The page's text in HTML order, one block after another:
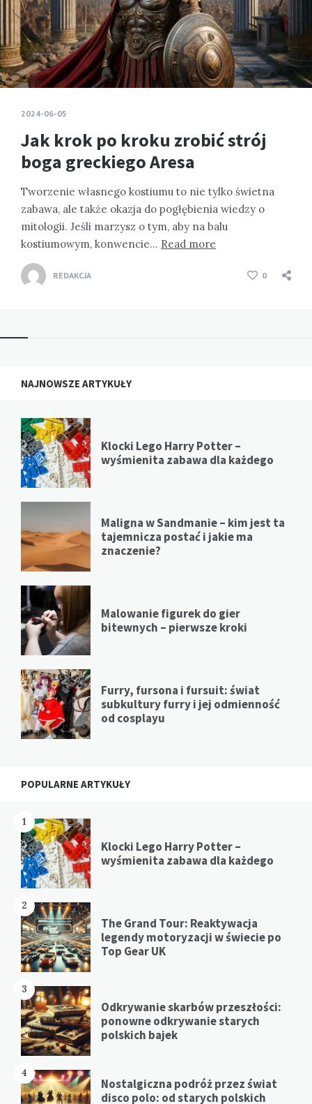
2024-06-05
Jak krok po kroku zrobić strój
boga greckiego Aresa
Tworzenie własnego kostiumu to nie tylko świetna
zabawa, ale także okazja do pogłębienia wiedzy o
mitologii. Jeśli marzysz o tym, aby na balu
kostiumowym, konwencie… Read more
REDAKCJA 0
NAJNOWSZE ARTYKUŁY
Klocki Lego Harry Potter –
wyśmienita zabawa dla każdego
Maligna w Sandmanie – kim jest ta
tajemnicza postać i jakie ma
znaczenie?
Malowanie figurek do gier
bitewnych – pierwsze kroki
Furry, fursona i fursuit: świat
subkultury furry i jej odmienność
od cosplayu
POPULARNE ARTYKUŁY
1
Klocki Lego Harry Potter –
wyśmienita zabawa dla każdego
2
The Grand Tour: Reaktywacja
legendy motoryzacji w świecie po
Top Gear UK
3
Odkrywanie skarbów przeszłości:
ponowne odkrywanie starych
polskich bajek
4
Nostalgiczna podróż przez świat
disco polo: od starych polskich